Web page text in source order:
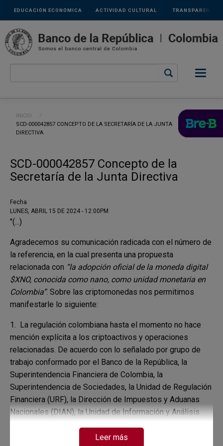
Pasar al contenido principal
Links
secundarios
ACTIVIDAD CULTURAL
EDUCACIÓN ECONÓMICA TRANSPARENCIA
Ruta de navegación
INICIO
CURRENT:
SCD-000042857 CONCEPTO DE LA SECRETARÍA DE LA JUNTA
DIRECTIVA
SCD-000042857 Concepto de la
Secretaría de la Junta Directiva
Fecha
LUNES, ABRIL 15 DE 2024 - 12:00PM
"(...)
Agradecemos su comunicación radicada con el número de
la referencia, en la cual presenta una propuesta
relacionada con “la adopción oficial de la moneda digital
$XNO, conocida como nano, como unidad monetaria en
Colombia”. Sobre las criptomonedas nos permitimos
manifestarle lo siguiente:
1. La regulación colombiana hasta el momento no hace
mención explícita a los criptoactivos y operaciones
relacionadas. De acuerdo con lo señalado por grupo de
trabajo conformado por el Banco de la República, la
Superintendencia Financiera de Colombia, la
Superintendencia de Sociedades, la Unidad de Regulación
Financiera (URF), la Dirección de Impuestos y Aduanas
Nacionales (DIAN), la Unidad de Información y Análisis
Técnico de la Contaduría Pública (CTCP), se ha concluido
Leer más